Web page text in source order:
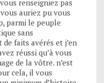
renseigniez pas
auriez pu vous
parmi le peuple
sans
de faits avérés et j’en
réussi qu’à vous
de la vôtre. n’est
cela, il vous